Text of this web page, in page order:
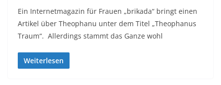
Ein Internetmagazin für Frauen „brikada“ bringt einen
Artikel über Theophanu unter dem Titel „Theophanus
Traum“. Allerdings stammt das Ganze wohl
Weiterlesen